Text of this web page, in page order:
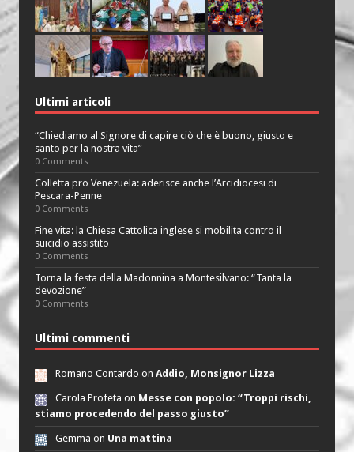
Ultimi articoli
“Chiediamo al Signore di capire ciò che è buono, giusto e
santo per la nostra vita”
0 Comments
Colletta pro Venezuela: aderisce anche l’Arcidiocesi di
Pescara-Penne
0 Comments
Fine vita: la Chiesa Cattolica inglese si mobilita contro il
suicidio assistito
0 Comments
Torna la festa della Madonnina a Montesilvano: “Tanta la
devozione”
0 Comments
Ultimi commenti
Romano Contardo on Addio, Monsignor Lizza
Carola Profeta on Messe con popolo: “Troppi rischi,
stiamo procedendo del passo giusto”
Gemma on Una mattina